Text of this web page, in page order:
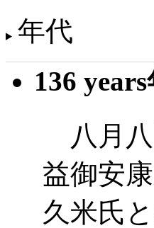
年代
136
八月
益御安
久米氏